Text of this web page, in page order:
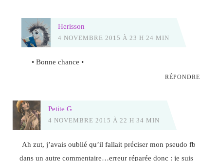
Herisson
4 NOVEMBRE 2015 À 23 H 24 MIN
• Bonne chance •
RÉPONDRE
Petite G
4 NOVEMBRE 2015 À 22 H 34 MIN
Ah zut, j’avais oublié qu’il fallait préciser mon pseudo fb
dans un autre commentaire…erreur réparée donc : je suis